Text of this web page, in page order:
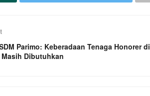
Parimo: Keberadaan Tenaga Honorer di
Masih Dibutuhkan